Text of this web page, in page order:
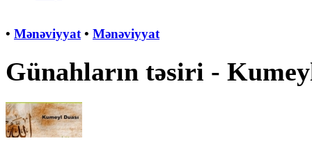
• Mənəviyyat • Mənəviyyat
Günahların təsiri -